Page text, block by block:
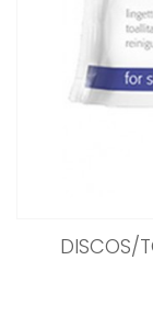
DISCOS/